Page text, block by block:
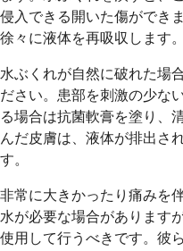
侵入できる開いた傷ができ
徐々に液体を再吸収します。
水ぶくれが自然に破れた場
ださい。患部を刺激の少な
る場合は抗菌軟膏を塗り、
んだ皮膚は、液体が排出さ
す。
非常に大きかったり痛みを
水が必要な場合があります
使用して行うべきです。彼